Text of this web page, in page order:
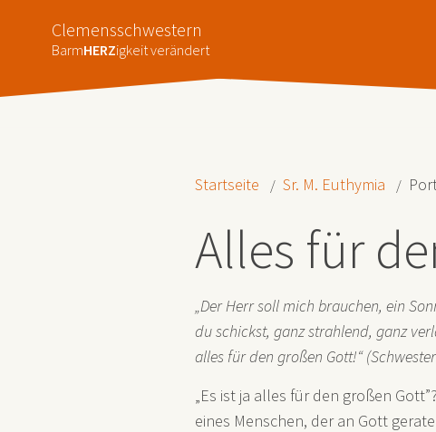
Clemensschwestern
BarmHERZigkeit verändert
Startseite Sr. M. Euthymia
Alles für
„Der Herr soll mich brauchen, ein
du schickst, ganz strahlend, ganz
alles für den großen Gott!“
„Es ist ja alles für den großen
eines Menschen, der an Gott